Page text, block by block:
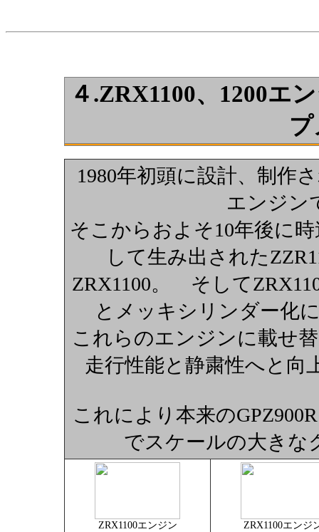
４.ZRX1100、1200エ
1980年初頭に設計、制作
エンジン
そこからおよそ10年後に
して生み出された
ZRX1100。 そして
とメッキシリンダー化
これらのエンジンに載せ
走行性能と静粛性へと向
これにより本来の
でスケールの大きな
ZRX1100エンジン
ZRX1100エンジ